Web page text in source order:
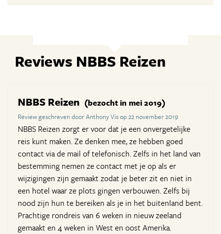
Reviews NBBS Reizen
NBBS Reizen (bezocht in mei 2019)
Review geschreven door Anthony Vis op 22 november 2019
NBBS Reizen zorgt er voor dat je een onvergetelijke
reis kunt maken. Ze denken mee, ze hebben goed
contact via de mail of telefonisch. Zelfs in het land van
bestemming nemen ze contact met je op als er
wijzigingen zijn gemaakt zodat je beter zit en niet in
een hotel waar ze plots gingen verbouwen. Zelfs bij
nood zijn hun te bereiken als je in het buitenland bent.
Prachtige rondreis van 6 weken in nieuw zeeland
gemaakt en 4 weken in West en oost Amerika.